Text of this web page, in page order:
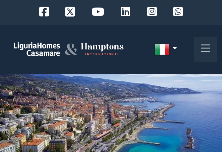
EN
FR
DE
RU
Scegli
dove
cercare
Imperia